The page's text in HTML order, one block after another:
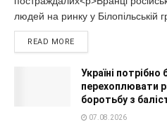
людей на ринку у Білопільській
READ MORE
Україні
перехоплювати
боротьбу з
07.08.2026